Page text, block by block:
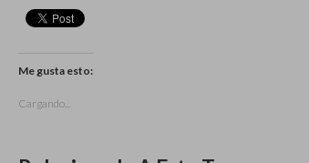
Me gusta esto:
Cargando...